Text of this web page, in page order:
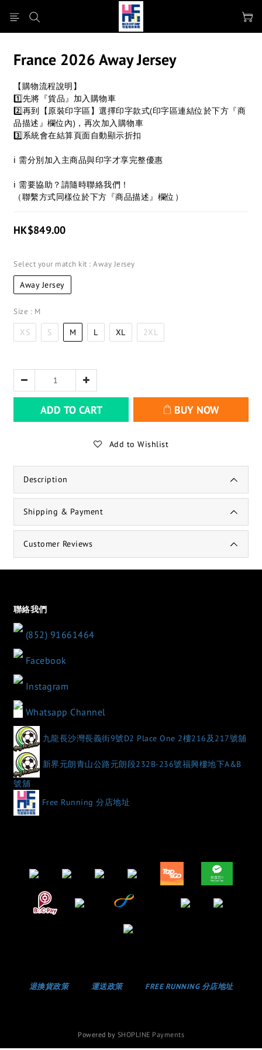
France 2026 Away Jersey
【購物流程說明】
1️⃣先將『貨品』加入購物車
2️⃣再到【原裝印字區】選擇印字款式(印字區連結位於下方『商
品描述』欄位內)，再次加入購物車
3️⃣系統會在結算頁面自動顯示折扣
ℹ 需分別加入主商品與印字才享完整優惠
ℹ 需要協助？請隨時聯絡我們！
（聯繫方式同樣位於下方『商品描述』欄位）
HK$849.00
Select your match kit : Away Jersey
Away Jersey
Size : M
XS S M L XL 2XL
ADD TO CART BUY NOW
Add to Wishlist
Description
Shipping & Payment
Customer Reviews
聯絡我們
(852) 91661464
Facebook
Instagram
Whatsapp Channel
九龍長沙灣長義街9號D2 Place One 2樓216及217號舖
新界元朗青山公路元朗段232B-236號福興樓地下A&B
號舖
Free Running 分店地址
退換貨政策 運送政策 FREE RUNNING 分店地址
Powered by SHOPLINE Payments